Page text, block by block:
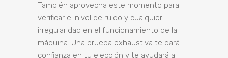
También aprovecha este momento para
verificar el nivel de ruido y cualquier
irregularidad en el funcionamiento de la
máquina. Una prueba exhaustiva te dará
confianza en tu elección y te ayudará a